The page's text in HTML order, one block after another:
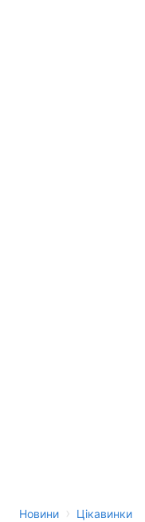
Новини › Цікавинки